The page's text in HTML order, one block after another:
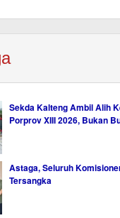
Sekda Kalteng Ambil Alih
Porprov XIII 2026, Bukan
Astaga, Seluruh
Tersangka